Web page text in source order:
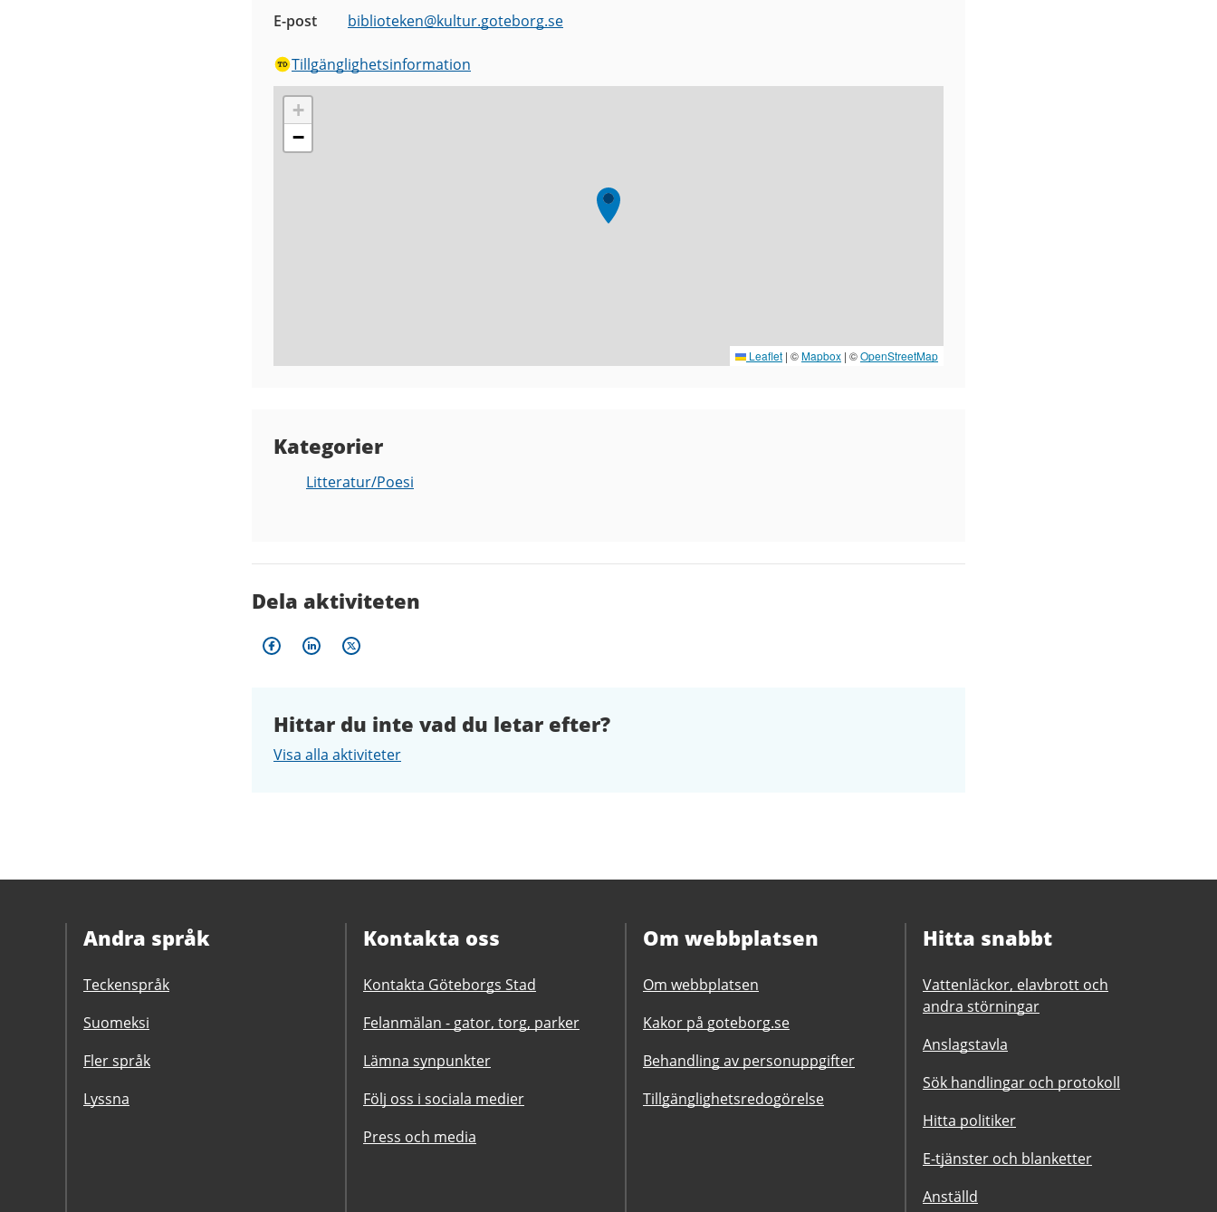
E-post
biblioteken@kultur.goteborg.se
Tillgänglighetsinformation
+
−
Leaflet | ©Mapbox | ©OpenStreetMap
Kategorier
Litteratur/Poesi
Dela aktiviteten
Hittar du inte vad du letar efter?
Visa alla aktiviteter
Andra språk
Teckenspråk
Suomeksi
Fler språk
Lyssna
Kontakta oss
Kontakta Göteborgs Stad
Felanmälan - gator, torg, parker
Lämna synpunkter
Följ oss i sociala medier
Press och media
Om webbplatsen
Om webbplatsen
Kakor på goteborg.se
Behandling av personuppgifter
Tillgänglighetsredogörelse
Hitta snabbt
Vattenläckor, elavbrott och
andra störningar
Anslagstavla
Sök handlingar och protokoll
Hitta politiker
E-tjänster och blanketter
Anställd